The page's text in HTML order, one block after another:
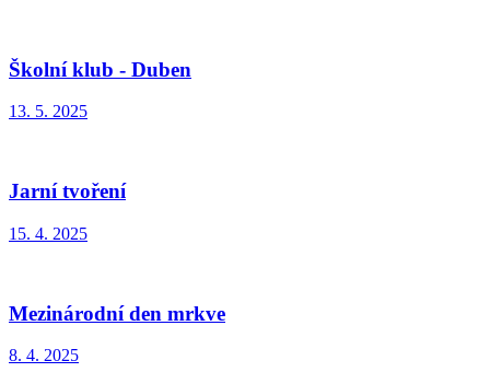
Školní klub - Duben
13. 5. 2025
Jarní tvoření
15. 4. 2025
Mezinárodní den mrkve
8. 4. 2025